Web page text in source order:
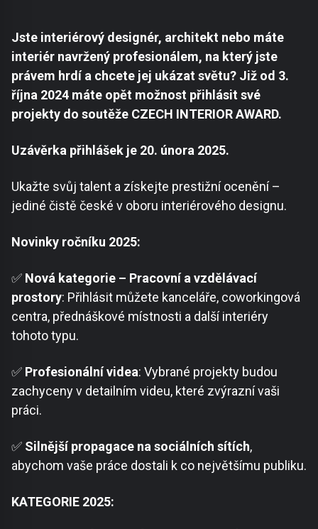
Jste interiérový designér, architekt nebo máte
interiér navržený profesionálem, na který jste
právem hrdí a chcete jej ukázat světu? Již od 3.
října 2024 máte opět možnost přihlásit své
projekty do soutěže CZECH INTERIOR AWARD.
Uzávěrka přihlášek je 20. února 2025.
Ukažte svůj talent a získejte prestižní ocenění –
jediné čistě české v oboru interiérového designu.
Novinky ročníku 2025:
✅ Nová kategorie – Pracovní a vzdělávací
prostory: Přihlásit můžete kanceláře, coworkingová
centra, přednáškové místnosti a další interiéry
tohoto typu.
✅ Profesionální videa: Vybrané projekty budou
zachyceny v detailním videu, které zvýrazní vaši
práci.
✅ Silnější propagace na sociálních sítích,
abychom vaše práce dostali k co největšímu publiku.
KATEGORIE 2025: